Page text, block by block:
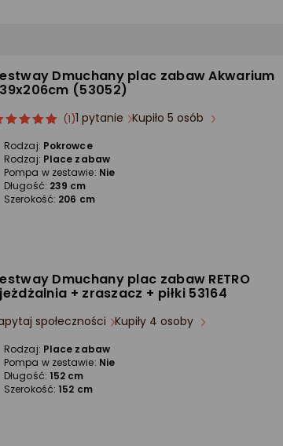
Dmuchany plac zabaw Akwarium
(53052)
(1)1 pytanie Kupiło 5 osób
Rodzaj: Pokrowce
Rodzaj: Place zabaw
Pompa w zestawie: Nie
Długość: 239 cm
Szerokość: 206 cm
Dmuchany plac zabaw RETRO
+ zraszacz + piłki 53164
społeczności Kupiły 4 osoby
Rodzaj: Place zabaw
Pompa w zestawie: Nie
Długość: 152 cm
Szerokość: 152 cm